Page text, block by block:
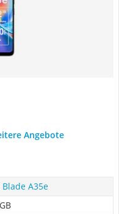
Angebote
Blade A35e